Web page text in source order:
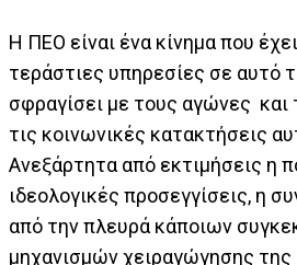
Η ΠΕΟ είναι ένα κίνημα που
τεράστιες υπηρεσίες σε αυτό
σφραγίσει με τους αγώνες και
τις κοινωνικές κατακτήσεις
Ανεξάρτητα από εκτιμήσεις η
ιδεολογικές προσεγγίσεις, η
από την πλευρά κάποιων
μηχανισμών χειραγώγησης της